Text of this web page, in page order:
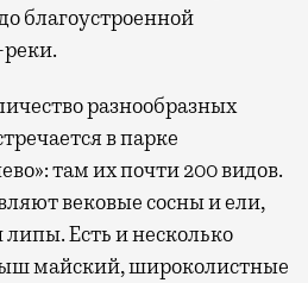
благоустроенной
разнообразных
в парке
там ихпочти 200 видов.
вековые сосны и ели,
Есть и несколько
майский, широколистные